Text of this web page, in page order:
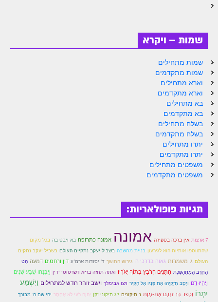
הזוהר הקדוש ויגש מתקדמים
הזוהר הקדוש ויחי מתחילים
הזוהר הקדוש ויחי מתקדמים
ספר הזוהר – שמות
הזוהר הקדוש שמות מתחילים
הזוהר הקדוש שמות מתקדמים
הזוהר הקדוש וארא מתחילים
הזוהר הקדוש וארא מתקדמים
הזוהר הקדוש בא מתקדמים
הזוהר הקדוש יתרו מתחילים
הזוהר הקדוש יתרו מתקדמים
משפטים מתחילים
שמות – ויקרא
שמות מתחילים
שמות מתקדמים
וארא מתחילים
וארא מתקדמים
בא מתחילים
בא מתקדמים
בשלח מתחילים
בשלח מתקדמים
יתרו מתחילים
יתרו מתקדמים
משפטים מתחילים
משפטים מתקדמים
תגיות פופולאריות:
7 ארצות אין ברכה בספירה אמונה אמונה כתרופה בא ויבט בה בכל מקום
שהתווספו אותיות הוא לגירעון בניית מחשבה בשביל יעקב נתקיים העולם בשביל יעקב נתקים
העולם ג' משמרות גאוה בדרכי ה' גירוש החושך ד' יסודות ארמ"ע דין ורחמים דמעה הַט
הַחֶרֶב הַמִּתְהַפֶּכֶת הַתַּנִּים הָרֹבֵץ בְּתוֹךְ יְאֹרָיו ואתה תחזה ברזא דשרטוטי ידין וַיִּבְנֵהוּ שֶׁבַע שָׁנִים
וְיִהְיוּ דָם ויַּסֵּב חִזְקִיָּהוּ אֶת פָּנָיו אֶל הַקִּיר ויצו אבימלך וישב זוהר חדש למתחילים וַיִּשְׁמַע
יִתְרוֹ וְכֻפַּר בְּרִיתְכֶם אֶת-מָוֶת ז' תיקונים י"ג תיקוני זקן יְהוָה רֹעִי לֹא אֶחְסָר יהי שם ה' מבורך